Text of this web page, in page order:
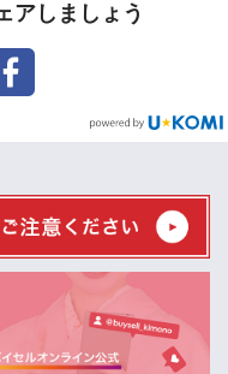
アしましょう